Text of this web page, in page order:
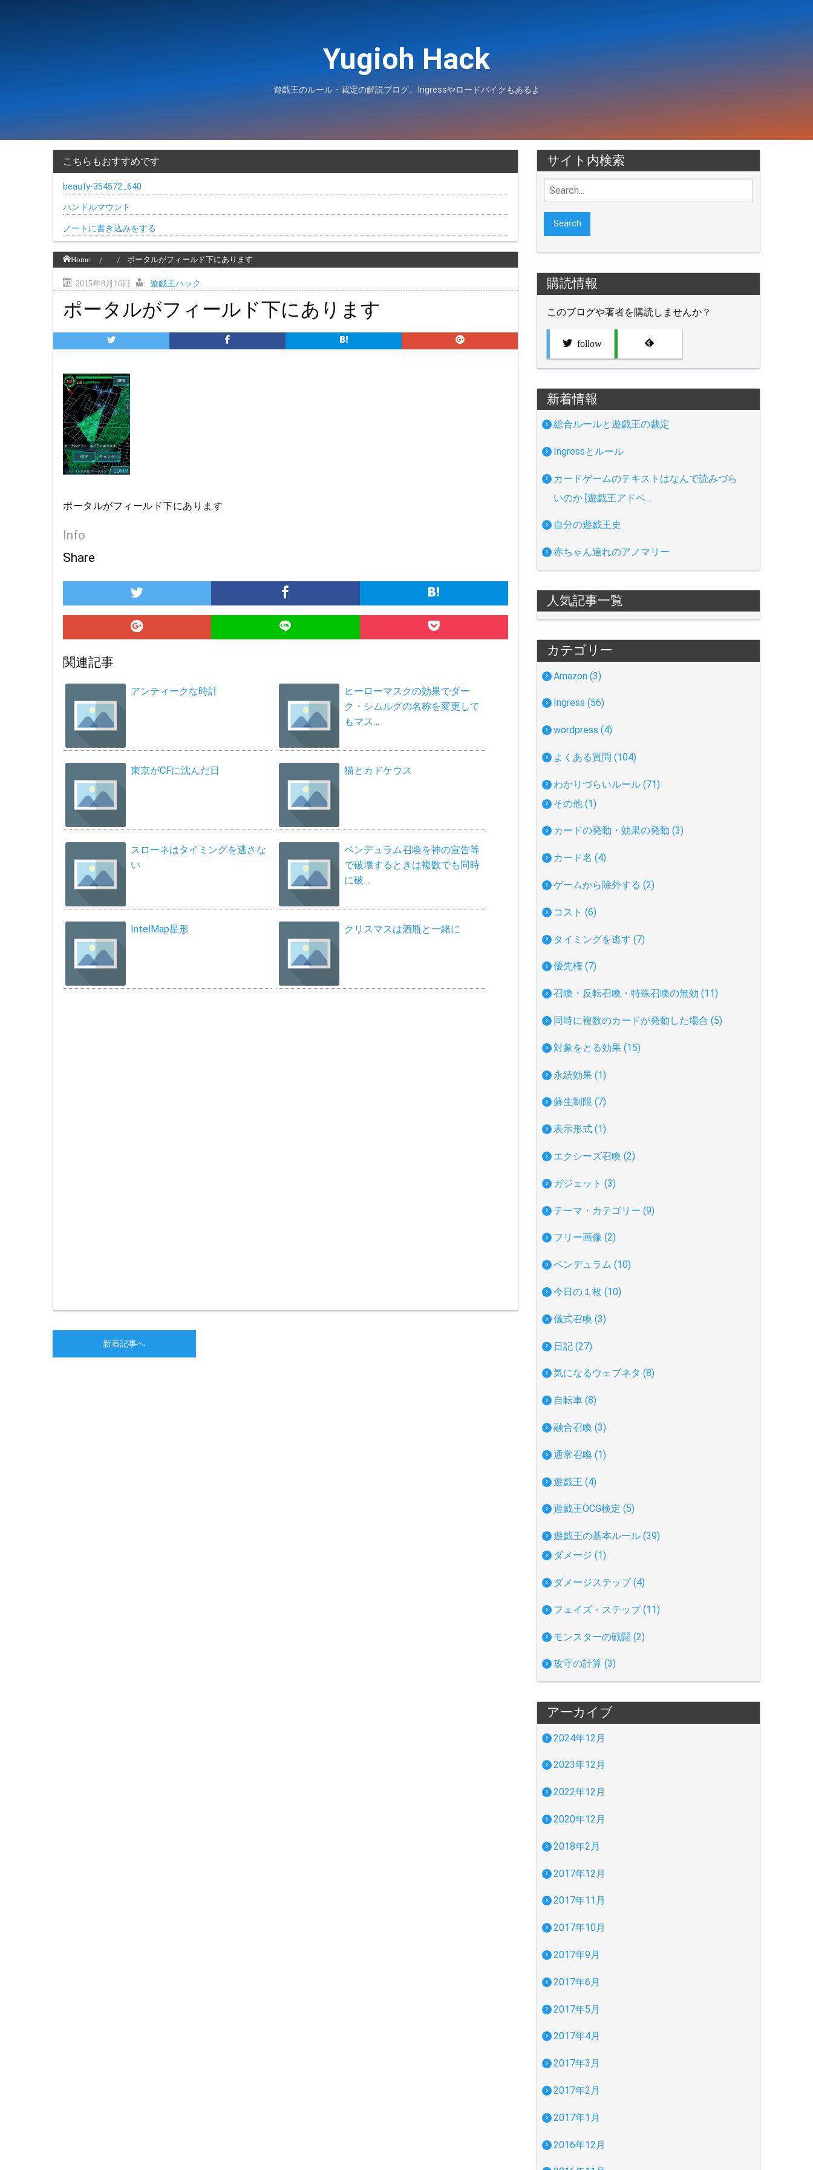
Yugioh Hack
遊戯王のルール・裁定の解説ブログ。Ingressやロードバイクもあるよ
こちらもおすすめです
beauty-354572_640
ハンドルマウント
ノートに書き込みをする
Home ポータルがフィールド下にあります
2015年8月16日 : 遊戯王ハック
ポータルがフィールド下にあります
ポータルがフィールド下にあります
Info
Share
関連記事
アンティークな時計
ヒーローマスクの効果でダー
ク・シムルグの名称を変更して
もマス…
東京がCFに沈んだ日 猫とカドケウス
スローネはタイミングを逃さな
い
ペンデュラム召喚を神の宣告等
で破壊するときは複数でも同時
に破…
IntelMap星形 クリスマスは酒瓶と一緒に
新着記事へ
サイト内検索
Search
for:
購読情報
このブログや著者を購読しませんか？
follow
新着情報
総合ルールと遊戯王の裁定
Ingressとルール
カードゲームのテキストはなんで読みづら
いのか [遊戯王アドベ…
自分の遊戯王史
赤ちゃん連れのアノマリー
人気記事一覧
カテゴリー
Amazon (3)
Ingress (56)
wordpress (4)
よくある質問 (104)
わかりづらいルール (71)
その他 (1)
カードの発動・効果の発動 (3)
カード名 (4)
ゲームから除外する (2)
コスト (6)
タイミングを逃す (7)
優先権 (7)
召喚・反転召喚・特殊召喚の無効 (11)
同時に複数のカードが発動した場合 (5)
対象をとる効果 (15)
永続効果 (1)
蘇生制限 (7)
表示形式 (1)
エクシーズ召喚 (2)
ガジェット (3)
テーマ・カテゴリー (9)
フリー画像 (2)
ペンデュラム (10)
今日の１枚 (10)
儀式召喚 (3)
日記 (27)
気になるウェブネタ (8)
自転車 (8)
融合召喚 (3)
通常召喚 (1)
遊戯王 (4)
遊戯王OCG検定 (5)
遊戯王の基本ルール (39)
ダメージ (1)
ダメージステップ (4)
フェイズ・ステップ (11)
モンスターの戦闘 (2)
攻守の計算 (3)
アーカイブ
2024年12月
2023年12月
2022年12月
2020年12月
2018年2月
2017年12月
2017年11月
2017年10月
2017年9月
2017年6月
2017年5月
2017年4月
2017年3月
2017年2月
2017年1月
2016年12月